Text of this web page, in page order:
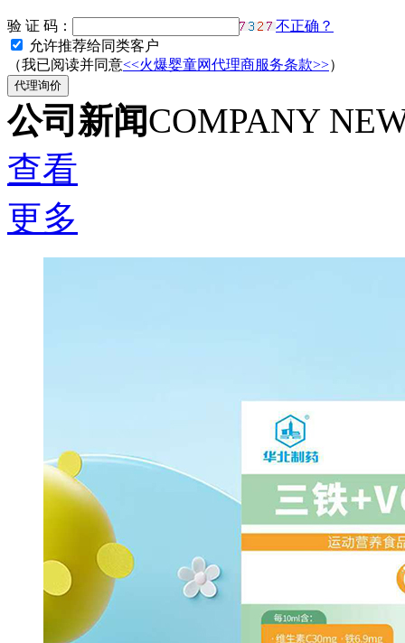
验 证 码：
不正确？
允许推荐给同类客户
（我已阅读并同意<<火爆婴童网代理商服务条款>>）
公司新闻COMPANY
查看
更多